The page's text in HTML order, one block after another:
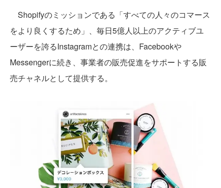
Shopifyのミッションである「すべての人々のコマース
をより良くするため」、毎日5億人以上のアクティブユ
ーザーを誇るInstagramとの連携は、Facebookや
Messengerに続き、事業者の販売促進をサポートする販
売チャネルとして提供する。